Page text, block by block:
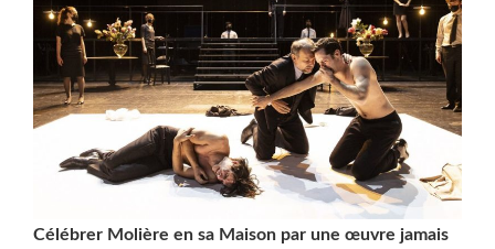
Célébrer Molière en sa Maison par une œuvre jamais